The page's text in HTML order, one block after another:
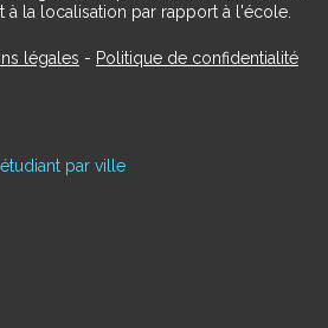
à la localisation par rapport à l'école.
légales - Politique de confidentialité
par ville